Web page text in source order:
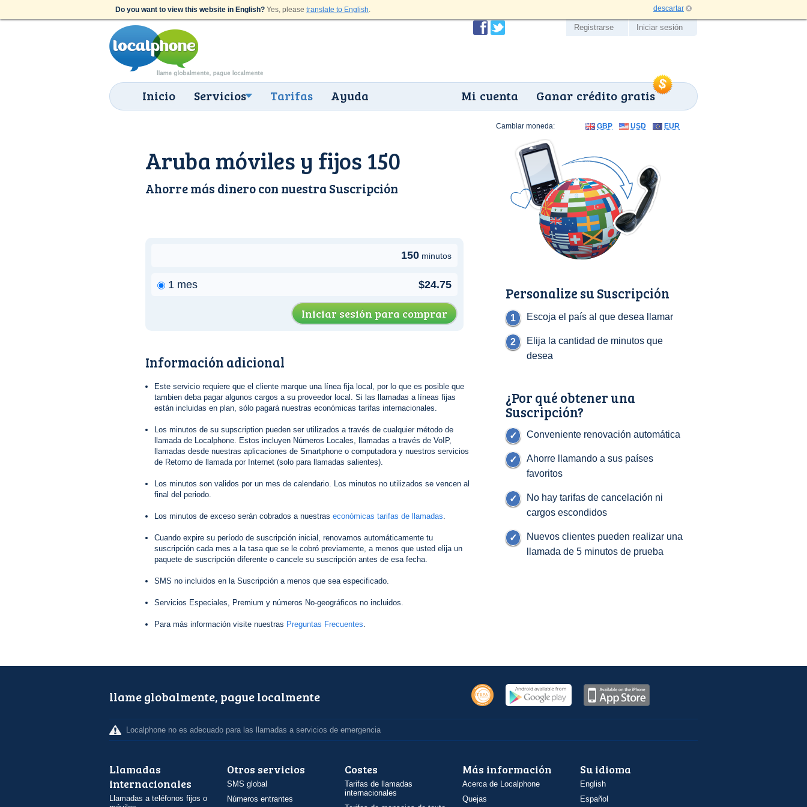
Do you want to view this website in English? Yes, please translate to English. descartar
Inicio Servicios Tarifas Ayuda Ganar crédito gratis
Mi cuenta
Registrarse Iniciar sesión
Cambiar moneda: GBP USD EUR
Aruba móviles y fijos 150
Ahorre más dinero con nuestra Suscripción
150 minutos
1 mes $24.75
Iniciar sesión para comprar
Información adicional
Este servicio requiere que el cliente marque una línea fija local, por lo que es posible que
tambien deba pagar algunos cargos a su proveedor local. Si las llamadas a líneas fijas
están incluidas en plan, sólo pagará nuestras económicas tarifas internacionales.
Los minutos de su supscription pueden ser utilizados a través de cualquier método de
llamada de Localphone. Estos incluyen Números Locales, llamadas a través de VoIP,
llamadas desde nuestras aplicaciones de Smartphone o computadora y nuestros servicios
de Retorno de llamada por Internet (solo para llamadas salientes).
Los minutos son validos por un mes de calendario. Los minutos no utilizados se vencen al
final del periodo.
Los minutos de exceso serán cobrados a nuestras económicas tarifas de llamadas.
Cuando expire su período de suscripción inicial, renovamos automáticamente tu
suscripción cada mes a la tasa que se le cobró previamente, a menos que usted elija un
paquete de suscripción diferente o cancele su suscripción antes de esa fecha.
SMS no incluidos en la Suscripción a menos que sea especificado.
Servicios Especiales, Premium y números No-geográficos no incluidos.
Para más información visite nuestras Preguntas Frecuentes.
Personalize su Suscripción
Escoja el país al que desea llamar
Elija la cantidad de minutos que
desea
¿Por qué obtener una
Suscripción?
Conveniente renovación automática
Ahorre llamando a sus países
favoritos
No hay tarifas de cancelación ni
cargos escondidos
Nuevos clientes pueden realizar una
llamada de 5 minutos de prueba
llame globalmente, pague localmente
Localphone no es adecuado para las llamadas a servicios de emergencia
Llamadas
internacionales
Llamadas a teléfonos fijos o
Otros servicios
SMS global
Números entrantes
Costes
Tarifas de llamadas
internacionales
Más información
Acerca de Localphone
Quejas
Su idioma
English
Español